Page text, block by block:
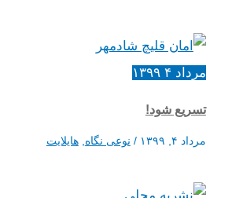
مرداد ۴ ۱۳۹۹
تسریع شود!
مرداد ۴, ۱۳۹۹ / نوعی نگاه ,هایلایت